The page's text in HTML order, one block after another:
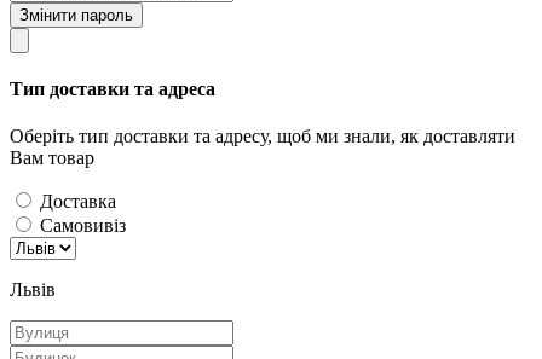
Змінити пароль
Тип доставки та адреса
Оберіть тип доставки та адресу, щоб ми знали, як доставляти
Вам товар
Доставка
Самовивіз
Львів